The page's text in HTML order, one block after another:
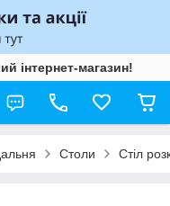
інтернет-магазин!
Столи Стіл